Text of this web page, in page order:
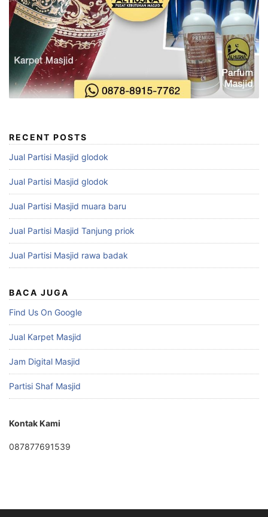
RECENT POSTS
Jual Partisi Masjid glodok
Jual Partisi Masjid glodok
Jual Partisi Masjid muara baru
Jual Partisi Masjid Tanjung priok
Jual Partisi Masjid rawa badak
BACA JUGA
Find Us On Google
Jual Karpet Masjid
Jam Digital Masjid
Partisi Shaf Masjid
Kontak Kami
087877691539